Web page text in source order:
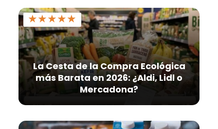
★★★★★
La Cesta de la Compra Ecológica
más Barata en 2026: ¿Aldi, Lidl o
Mercadona?